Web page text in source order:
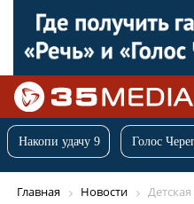
Накопи удачу 9 Голос
Главная Новости